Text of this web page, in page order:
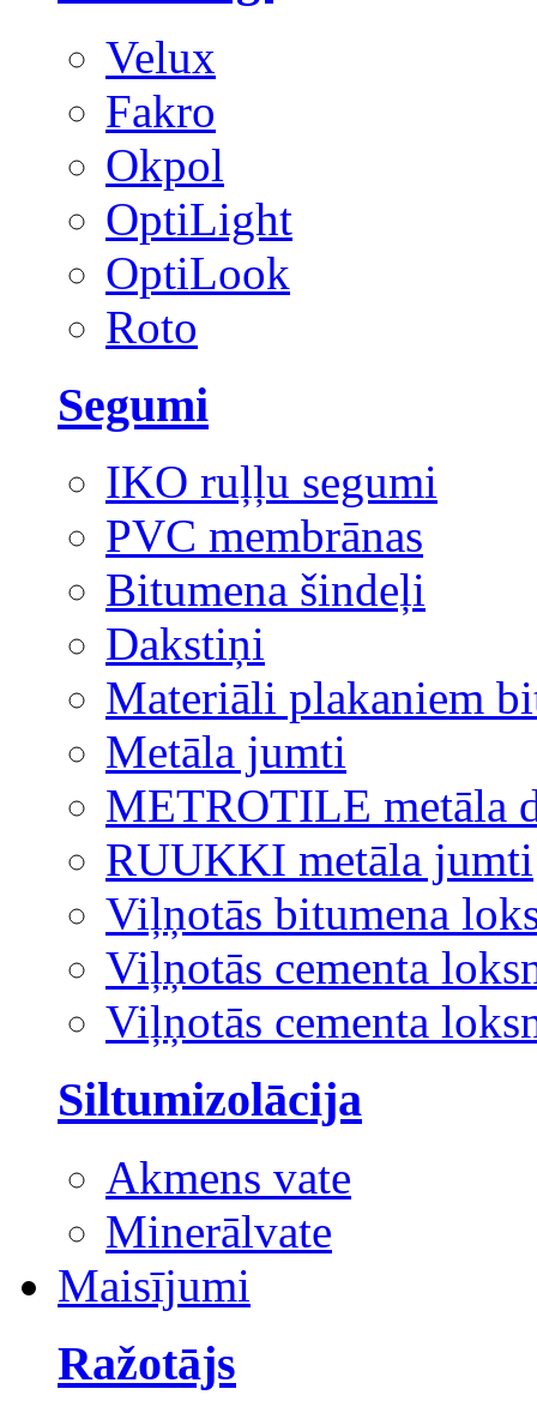
Velux
Fakro
Okpol
OptiLight
OptiLook
Roto
Segumi
IKO ruļļu segumi
PVC membrānas
Bitumena šindeļi
Dakstiņi
Materiāli plakaniem
Metāla jumti
METROTILE metāla
RUUKKI metāla jumti
Viļņotās bitumena
Viļņotās cementa
Viļņotās cementa
Siltumizolācija
Akmens vate
Minerālvate
Maisījumi
Ražotājs